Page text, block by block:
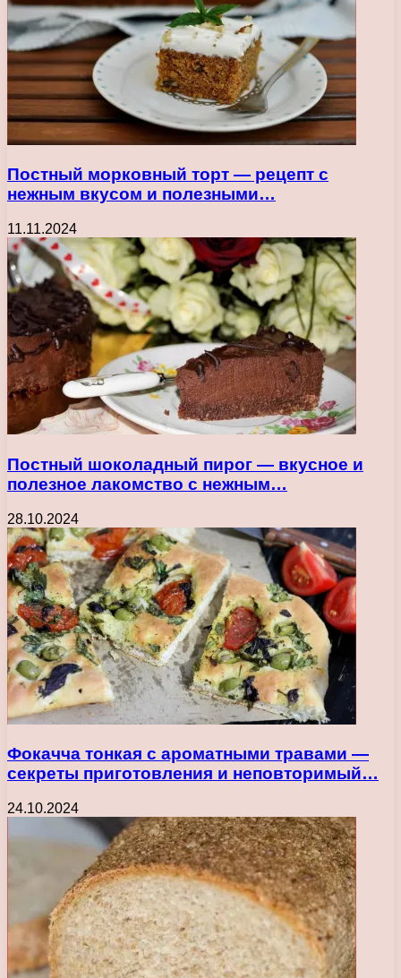
Постный морковный торт — рецепт с
нежным вкусом и полезными…
11.11.2024
Постный шоколадный пирог — вкусное и
полезное лакомство с нежным…
28.10.2024
Фокачча тонкая с ароматными травами —
секреты приготовления и неповторимый…
24.10.2024